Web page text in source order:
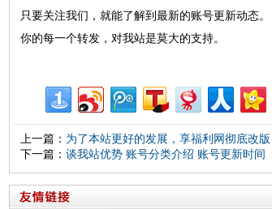
只要关注我们，就能了解到最新的账号更新动态。
你的每一个转发，对我站是莫大的支持。
上一篇： 为了本站更好的发展，享福利网彻底改版
下一篇： 谈我站优势 账号分类介绍 账号更新时间